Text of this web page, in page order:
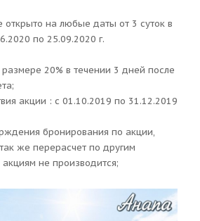
открыто на любые даты от 3 суток в
по 25.09.2020 г.
20% в течении 3 дней после
акции : с 01.10.2019 по 31.12.2019
бронирования по акции,
же перерасчет по другим
не производится;